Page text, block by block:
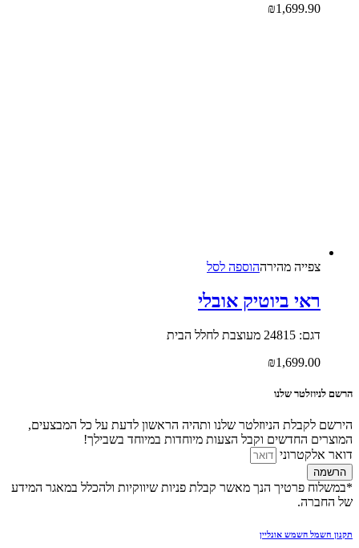
₪1,699.90
צפייה‬ ‫מהירה‬הוספה לסל
ראי ביוטיק אובלי
דגם: 24815 מעוצבת לחלל הבית
₪1,699.00
הרשם לניוזלטר שלנו
הירשם לקבלת הניוזלטר שלנו ותהיה הראשון לדעת על כל המבצעים,
המוצרים החדשים וקבל הצעות מיוחדות במיוחד בשבילך!
דואר אלקטרוני
הרשמה
*במשלוח פרטיך הנך מאשר קבלת פניות שיווקיות ולהכלל במאגר המידע
של החברה.
תקנון חשמל השמש אונליין